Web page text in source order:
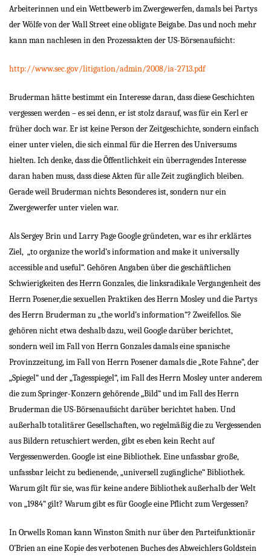
Arbeiterinnen und ein Wettbewerb im Zwergewerfen, damals bei Partys
der Wölfe von der Wall Street eine obligate Beigabe. Das und noch mehr
kann man nachlesen in den Prozessakten der US-Börsenaufsicht:
http://www.sec.gov/litigation/admin/2008/ia-2713.pdf
Bruderman hätte bestimmt ein Interesse daran, dass diese Geschichten
vergessen werden – es sei denn, er ist stolz darauf, was für ein Kerl er
früher doch war. Er ist keine Person der Zeitgeschichte, sondern einfach
einer unter vielen, die sich einmal für die Herren des Universums
hielten. Ich denke, dass die Öffentlichkeit ein überragendes Interesse
daran haben muss, dass diese Akten für alle Zeit zugänglich bleiben.
Gerade weil Bruderman nichts Besonderes ist, sondern nur ein
Zwergewerfer unter vielen war.
Als Sergey Brin und Larry Page Google gründeten, war es ihr erklärtes
Ziel, „to organize the world’s information and make it universally
accessible and useful“. Gehören Angaben über die geschäftlichen
Schwierigkeiten des Herrn Gonzales, die linksradikale Vergangenheit des
Herrn Posener,die sexuellen Praktiken des Herrn Mosley und die Partys
des Herrn Bruderman zu „the world’s information“? Zweifellos. Sie
gehören nicht etwa deshalb dazu, weil Google darüber berichtet,
sondern weil im Fall von Herrn Gonzales damals eine spanische
Provinzzeitung, im Fall von Herrn Posener damals die „Rote Fahne“, der
„Spiegel“ und der „Tagesspiegel“, im Fall des Herrn Mosley unter anderem
die zum Springer-Konzern gehörende „Bild“ und im Fall des Herrn
Bruderman die US-Börsenaufsicht darüber berichtet haben. Und
außerhalb totalitärer Gesellschaften, wo regelmäßig die zu Vergessenden
aus Bildern retuschiert werden, gibt es eben kein Recht auf
Vergessenwerden. Google ist eine Bibliothek. Eine unfassbar große,
unfassbar leicht zu bedienende, „universell zugängliche“ Bibliothek.
Warum gilt für sie, was für keine andere Bibliothek außerhalb der Welt
von „1984“ gilt? Warum gibt es für Google eine Pflicht zum Vergessen?
In Orwells Roman kann Winston Smith nur über den Parteifunktionär
O’Brien an eine Kopie des verbotenen Buches des Abweichlers Goldstein